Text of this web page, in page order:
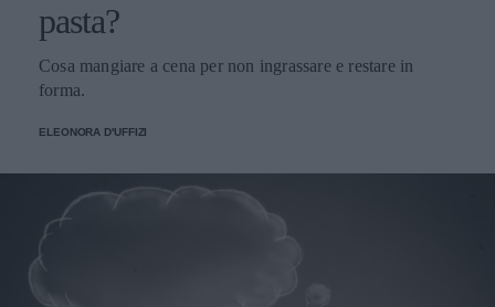
pasta?
Cosa mangiare a cena per non ingrassare e restare in
forma.
ELEONORA D'UFFIZI